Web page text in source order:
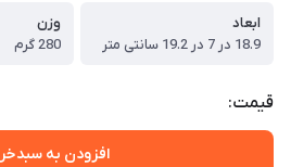
ابعاد
18.9 در 7 در 19.2 سانتی متر
وزن
280 گرم
قیمت:
افزودن به